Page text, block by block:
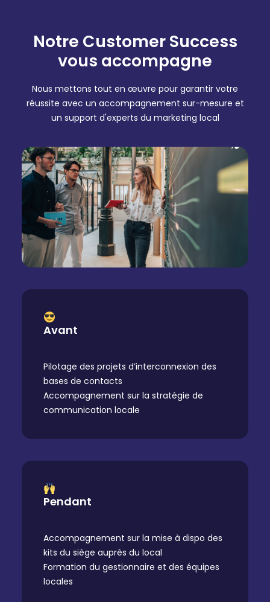
Notre Customer Success
vous accompagne
Nous mettons tout en œuvre pour garantir votre
réussite avec un accompagnement sur-mesure et
un support d'experts du marketing local
Avant
Pilotage des projets d’interconnexion des
bases de contacts
Accompagnement sur la stratégie de
communication locale
Pendant
Accompagnement sur la mise à dispo des
kits du siège auprès du local
Formation du gestionnaire et des équipes
locales